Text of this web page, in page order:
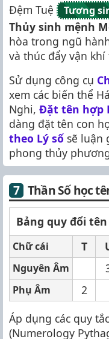
Đệm Tuệ Tương
Thủy sinh mệnh
hòa trong ngũ
và thúc đẩy vận
Sử dụng công cụ
xem các biến thể
Nghi, Đặt tên hợp
dàng đặt tên con
theo Lý số sẽ luận
phong thủy
Thần Số học
Bảng quy đổi
Chữ cái T
Nguyên Âm
Phụ Âm 2
Áp dụng các quy
(Numerology